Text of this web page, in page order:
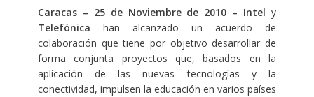
Caracas– 25de Noviembre de 2010 – Intel y
Telefónica han alcanzado un acuerdo de
colaboración que tiene por objetivo desarrollar de
forma conjunta proyectos que, basados en la
aplicación de las nuevas tecnologías y la
conectividad, impulsen la educación en varios países